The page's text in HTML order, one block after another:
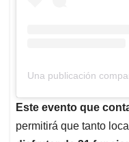
Una publicación
Este evento que
permitirá que tanto